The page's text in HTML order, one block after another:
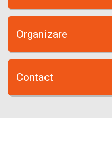
Organizare
Contact